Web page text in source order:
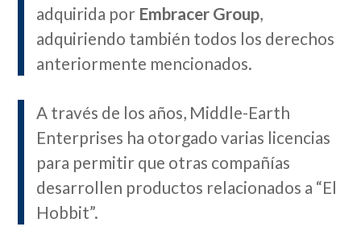
adquirida por Embracer Group,
adquiriendo también todos los derechos
anteriormente mencionados.
A través de los años, Middle-Earth
Enterprises ha otorgado varias licencias
para permitir que otras compañías
desarrollen productos relacionados a “El
Hobbit”.